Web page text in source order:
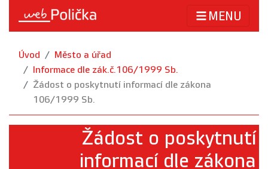
MENU
Úvod
Město a úřad
Informace dle zák.č.106/1999 Sb.
Žádost o poskytnutí informací dle zákona
106/1999 Sb.
Žádost o poskytnutí
informací dle zákona